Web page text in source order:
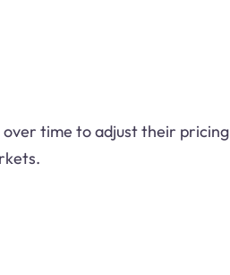
time to adjust their pricing